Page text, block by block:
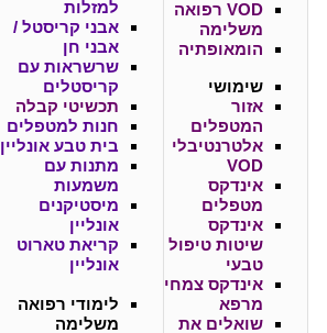
VOD רפואה
משלימה
הומאופתיה
שימושי
אזור
המטפלים
אלטרנטיבלי
VOD
אינדקס
מטפלים
אינדקס
שיטות טיפול
טבעי
אינדקס צמחי
מרפא
שואלים את
למזלות
אבני קריסטל /
אבני חן
שרשראות עם
קריסטלים
תכשיטי קבלה
חנות למטפלים
בית טבע אונליין
מתנות עם
משמעות
מיסטיקנים
אונליין
קריאת טארוט
אונליין
לימודי רפואה
משלימה